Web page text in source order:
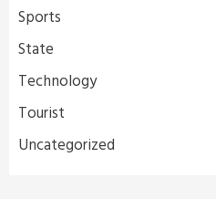
Sports
State
Technology
Tourist
Uncategorized